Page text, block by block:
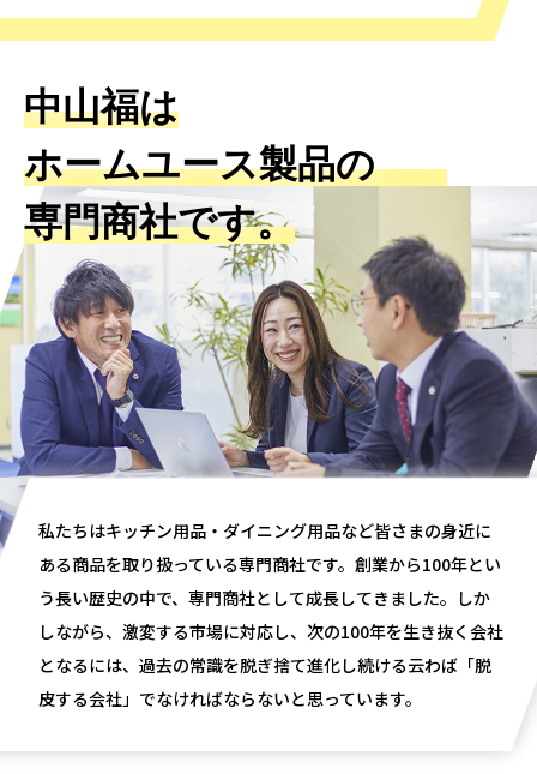
中山福は
ホームユース製品の
専門商社です。
私たちはキッチン用品・ダイニング用品など皆さまの身近に
ある商品を取り扱っている専門商社です。創業から100年とい
う長い歴史の中で、専門商社として成長してきました。しか
しながら、激変する市場に対応し、次の100年を生き抜く会社
となるには、過去の常識を脱ぎ捨て進化し続ける云わば「脱
皮する会社」でなければならないと思っています。